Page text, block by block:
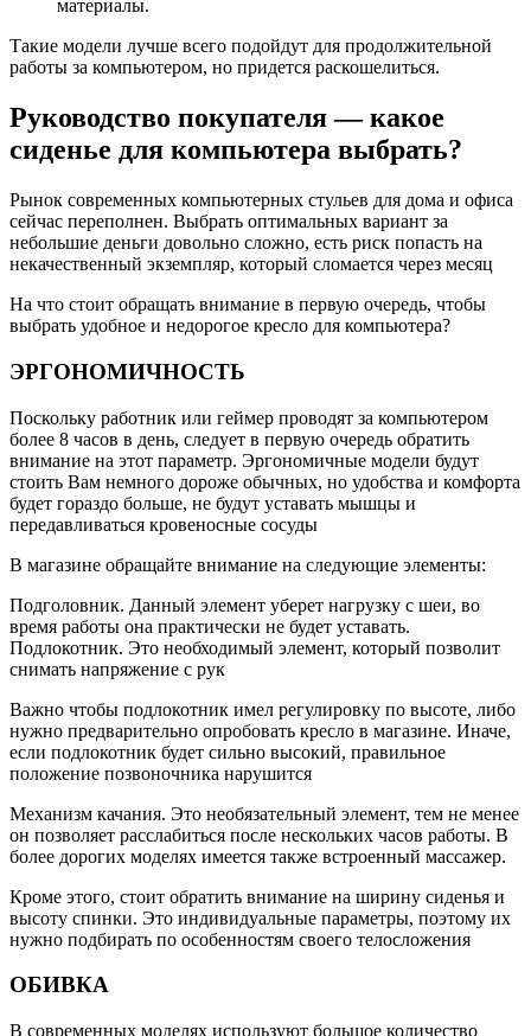
материалы.
Такие модели лучше всего подойдут для продолжительной
работы за компьютером, но придется раскошелиться.
Руководство покупателя — какое
сиденье для компьютера выбрать?
Рынок современных компьютерных стульев для дома и офиса
сейчас переполнен. Выбрать оптимальных вариант за
небольшие деньги довольно сложно, есть риск попасть на
некачественный экземпляр, который сломается через месяц
На что стоит обращать внимание в первую очередь, чтобы
выбрать удобное и недорогое кресло для компьютера?
ЭРГОНОМИЧНОСТЬ
Поскольку работник или геймер проводят за компьютером
более 8 часов в день, следует в первую очередь обратить
внимание на этот параметр. Эргономичные модели будут
стоить Вам немного дороже обычных, но удобства и комфорта
будет гораздо больше, не будут уставать мышцы и
передавливаться кровеносные сосуды
В магазине обращайте внимание на следующие элементы:
Подголовник. Данный элемент уберет нагрузку с шеи, во
время работы она практически не будет уставать.
Подлокотник. Это необходимый элемент, который позволит
снимать напряжение с рук
Важно чтобы подлокотник имел регулировку по высоте, либо
нужно предварительно опробовать кресло в магазине. Иначе,
если подлокотник будет сильно высокий, правильное
положение позвоночника нарушится
Механизм качания. Это необязательный элемент, тем не менее
он позволяет расслабиться после нескольких часов работы. В
более дорогих моделях имеется также встроенный массажер.
Кроме этого, стоит обратить внимание на ширину сиденья и
высоту спинки. Это индивидуальные параметры, поэтому их
нужно подбирать по особенностям своего телосложения
ОБИВКА
В современных моделях используют большое количество